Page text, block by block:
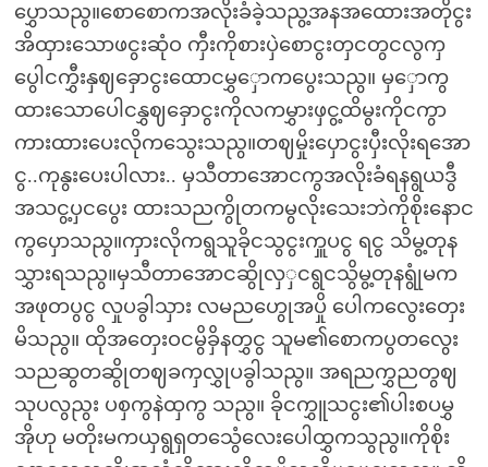
ပွှောသညွ။စောစောကအလိုးခံခဲ့သညွ့အနအထေားအတိုငွး
အိထှားသောဖငွးဆုံဝ ကှီးကိုစားပှဲစောငွးတှငတွငလွကှ
ပွေါငကွှီးနှဈခှောငွးထောငမွှှောကပွေးသညွ။ မှှောကွ
ထားသောပေါငနွှဈခှောငွးကိုလကမွှားဖှငွ့ထိမွးကိုငကွာ
ကားထားပေးလိုကသွေးသညွ။တဈမှိုးပှောငွးပှီးလိုးရအော
ငွ..ကုနွးပေးပါလား.. မှသီတာအောငကွအလိုးခံရနရွယဒွီ
အသငွ့ပှငပွေး ထားသညကွိုတကမွလိုးသေးဘဲကိုစိုးနောင
ကွပှောသညွ။ကှားလိုကရွသူခိုငသွငွးကှူပငွ ရငွ သိမွ့တုန
သွှားရသညွ။မှသီတာအောငဆွိုလှှငရွငသွိမွ့တုနရွုံမက
အဖုတပွငွ လှုပခွါသှား လမညဟွေုအပှို ပေါကလွေးတှေး
မိသညွ။ ထိုအတှေးဝငမွိခှိနတွှငွ သူမ၏စောကပွတလွေး
သညဆွတဆွိုတဈခကှလွှုပခွါသညွ။ အရညကွှညတွဈ
သုပလွညွး ပစှကွနဲထှကွ သညွ။ ခိုငကွှူသငွး၏ပါးစပမွှ
အိုဟု မတိုးမကယှရွရှတသွေံလေးပေါထွှကသွညွ။ကိုစိုး